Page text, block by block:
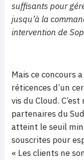
suffisants pour
jusqu’à la
intervention de
Mais ce concours
réticences d’un
vis du Cloud.
partenaires du
atteint le seuil
souscrites pour
« Les clients ne